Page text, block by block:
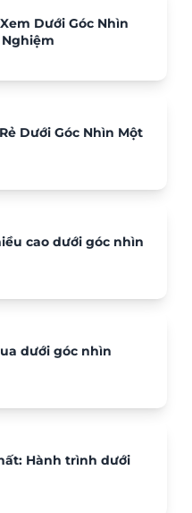
Dưới Góc Nhìn
Dưới Góc Nhìn Một
cao dưới góc nhìn
dưới góc nhìn
Hành trình dưới